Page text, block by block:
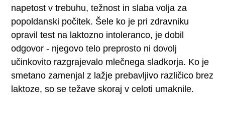
napetost v trebuhu, težnost in slaba volja za
popoldanski počitek. Šele ko je pri zdravniku
opravil test na laktozno intoleranco, je dobil
odgovor - njegovo telo preprosto ni dovolj
učinkovito razgrajevalo mlečnega sladkorja. Ko je
smetano zamenjal z lažje prebavljivo različico brez
laktoze, so se težave skoraj v celoti umaknile.